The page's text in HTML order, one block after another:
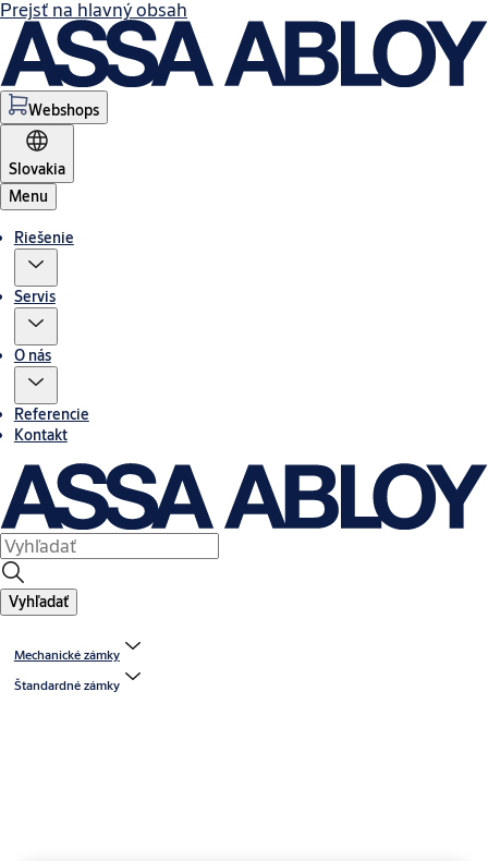
Prejsť na hlavný obsah
Webshops
Slovakia
Menu
Riešenie
Servis
O nás
Referencie
Kontakt
Vyhľadať
Mechanické zámky
Štandardné zámky